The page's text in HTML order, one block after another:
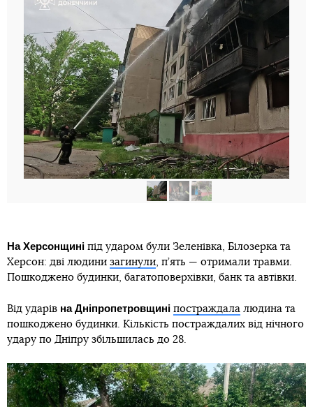
На Херсонщині під ударом були Зеленівка, Білозерка та
Херсон: дві людини загинули, п’ять — отримали травми.
Пошкоджено будинки, багатоповерхівки, банк та автівки.
Від ударів на Дніпропетровщині постраждала людина та
пошкоджено будинки. Кількість постраждалих від нічного
удару по Дніпру збільшилась до 28.